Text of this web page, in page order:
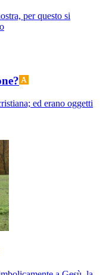
per questo si
ed erano oggetti